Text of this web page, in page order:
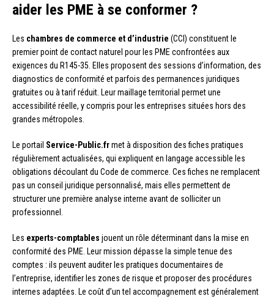
aider les PME à se conformer ?
Les chambres de commerce et d’industrie (CCI) constituent le
premier point de contact naturel pour les PME confrontées aux
exigences du R145-35. Elles proposent des sessions d’information, des
diagnostics de conformité et parfois des permanences juridiques
gratuites ou à tarif réduit. Leur maillage territorial permet une
accessibilité réelle, y compris pour les entreprises situées hors des
grandes métropoles.
Le portail Service-Public.frmet à disposition des fiches pratiques
régulièrement actualisées, qui expliquent en langage accessible les
obligations découlant du Code de commerce. Ces fiches ne remplacent
pas un conseil juridique personnalisé, mais elles permettent de
structurer une première analyse interne avant de solliciter un
professionnel.
Les experts-comptables jouent un rôle déterminant dans la mise en
conformité des PME. Leur mission dépasse la simple tenue des
comptes : ils peuvent auditer les pratiques documentaires de
l’entreprise, identifier les zones de risque et proposer des procédures
internes adaptées. Le coût d’un tel accompagnement est généralement